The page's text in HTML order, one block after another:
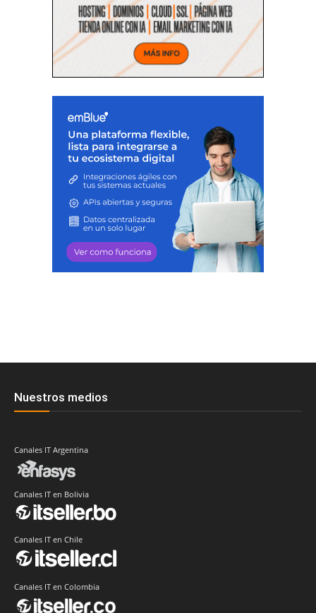
Nuestros medios
Canales IT Argentina
Canales IT en Bolivia
Canales IT en Chile
Canales IT en Colombia